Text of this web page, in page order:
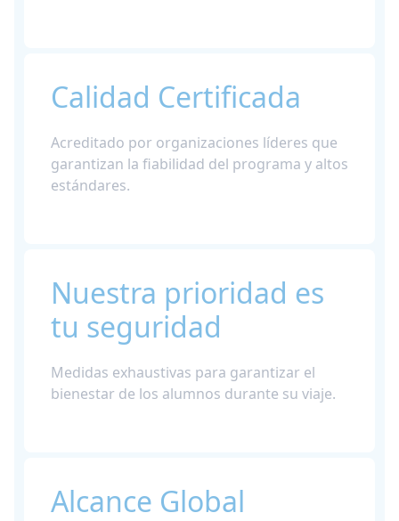
Calidad Certificada
Acreditado por organizaciones líderes que
garantizan la fiabilidad del programa y altos
estándares.
Nuestra prioridad es
tu seguridad
Medidas exhaustivas para garantizar el
bienestar de los alumnos durante su viaje.
Alcance Global